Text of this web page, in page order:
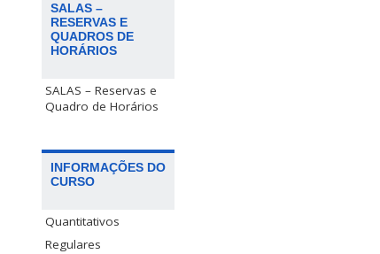
SALAS –
RESERVAS E
QUADROS DE
HORÁRIOS
SALAS – Reservas e
Quadro de Horários
INFORMAÇÕES DO
CURSO
Quantitativos
Regulares